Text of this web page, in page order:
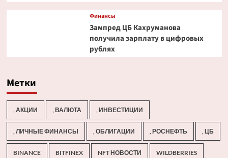
Финансы
Зампред ЦБ Кахруманова
получила зарплату в цифровых
рублях
Метки
, АКЦИИ , ВАЛЮТА , ИНВЕСТИЦИИ
, ЛИЧНЫЕ ФИНАНСЫ , ОБЛИГАЦИИ , РОСНЕФТЬ , ЦБ
BINANCE BITFINEX NFT НОВОСТИ WILDBERRIES